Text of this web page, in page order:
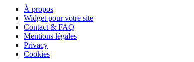
À propos
Widget pour votre site
Contact & FAQ
Mentions légales
Privacy
Cookies